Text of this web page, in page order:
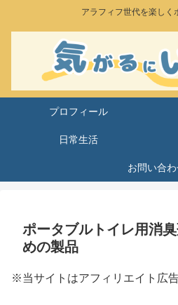
アラフィフ世代を楽しく
プロフィール
日常生活
お問い合
ポータブルトイレ用消
めの製品
※当サイトはアフィリエイト広